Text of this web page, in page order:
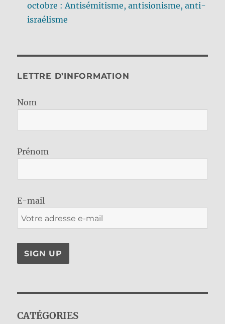
octobre : Antisémitisme, antisionisme, anti-
israélisme
LETTRE D’INFORMATION
Nom
Prénom
E-mail
CATÉGORIES